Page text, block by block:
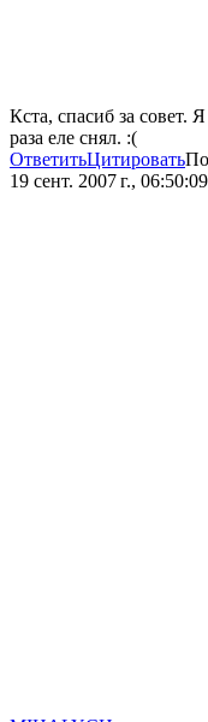
Кста, спасиб за совет.
раза еле снял. :(
ОтветитьЦитировать
19 сент. 2007 г., 06:50:09